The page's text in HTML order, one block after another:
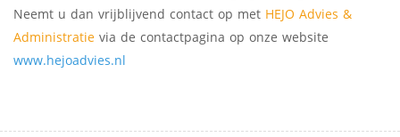
Neemt u dan vrijblijvend contact op met HEJO Advies &
Administratie via de contactpagina op onze website
www.hejoadvies.nl